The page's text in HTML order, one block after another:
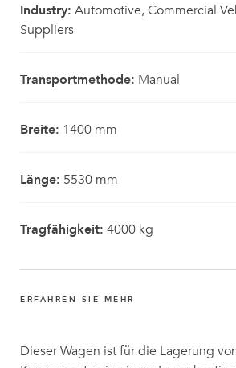
Industry: Automotive, Commercial
Suppliers
Transportmethode: Manual
Breite: 1400 mm
Länge: 5530 mm
Tragfähigkeit: 4000 kg
ERFAHREN SIE MEHR
Dieser Wagen ist für die Lagerung